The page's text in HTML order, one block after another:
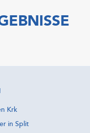
Krk
in Split